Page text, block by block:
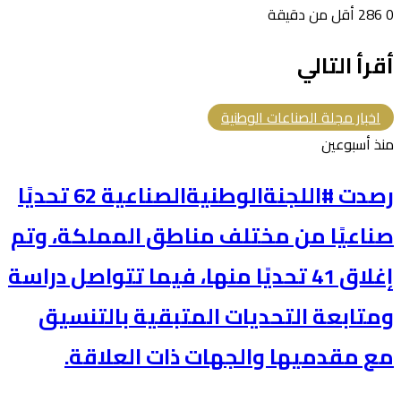
0
أقل من دقيقة
أقرأ التالي
اخبار مجلة الصناعات الوطنية
منذ أسبوعين
رصدت #اللجنةالوطنيةالصناعية 62 تحديًا
صناعيًا من مختلف مناطق المملكة، وتم
إغلاق 41 تحديًا منها، فيما تتواصل دراسة
ومتابعة التحديات المتبقية بالتنسيق
مع مقدميها والجهات ذات العلاقة.